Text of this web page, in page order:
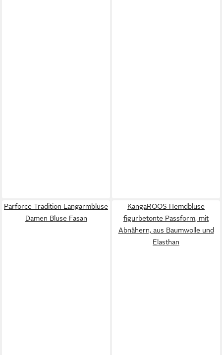
Parforce Tradition Langarmbluse
Damen Bluse Fasan
KangaROOS Hemdbluse
figurbetonte Passform, mit
Abnähern, aus Baumwolle und
Elasthan